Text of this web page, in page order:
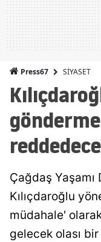
Press67 SİYASET
Çağdaş
Kılıçdaroğlu
müdahale'
gelecek olası